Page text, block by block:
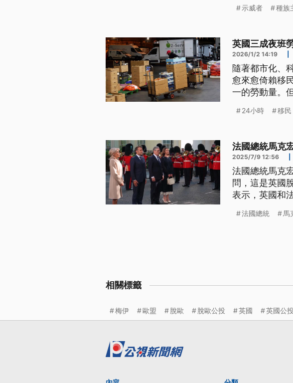
示威者 種族
英國三成夜班
2026/1/2 14:19
隨著都市化、
愈來愈倚賴移
一的勞動量。
讓夜班勞動體
24小時 移民
法國總統馬克
2025/7/9 12:56
法國總統馬克
問，這是英國
表示，英國和
法國總統 馬
相關標籤
梅伊 歐盟 脫歐 脫歐公投 英國 英國公投